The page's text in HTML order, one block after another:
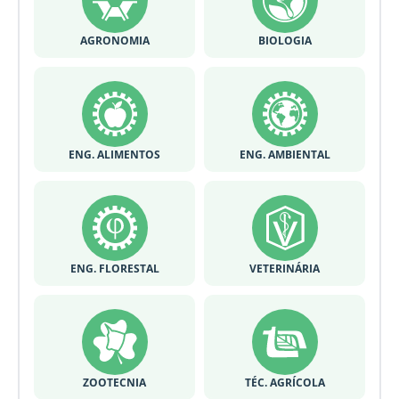
AGRONOMIA BIOLOGIA
ENG. ALIMENTOS ENG. AMBIENTAL
ENG. FLORESTAL VETERINÁRIA
ZOOTECNIA TÉC. AGRÍCOLA